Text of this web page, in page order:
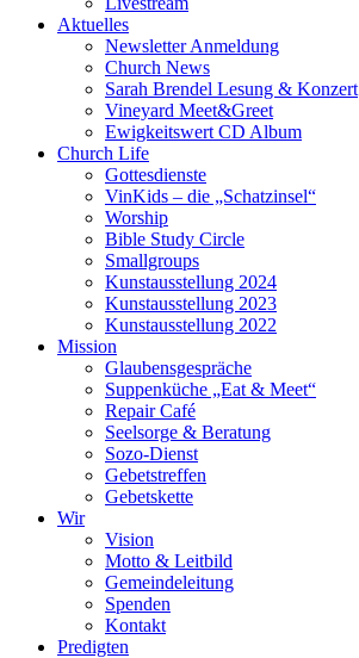
Aktuelles
Newsletter Anmeldung
Church News
Sarah Brendel Lesung & Konzert
Vineyard Meet&Greet
Ewigkeitswert CD Album
Church Life
Gottesdienste
VinKids – die „Schatzinsel“
Worship
Bible Study Circle
Smallgroups
Kunstausstellung 2024
Kunstausstellung 2023
Kunstausstellung 2022
Mission
Glaubensgespräche
Suppenküche „Eat & Meet“
Repair Café
Seelsorge & Beratung
Sozo-Dienst
Gebetstreffen
Gebetskette
Wir
Vision
Motto & Leitbild
Gemeindeleitung
Spenden
Kontakt
Predigten